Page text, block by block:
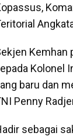
Kemhan
Kolonel
baru dan
Penny
sebagai